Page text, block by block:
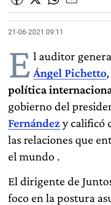
21-06-2021 09:11
E l auditor
Ángel Pichetto
política
gobierno del
Fernándezy calificó
las relaciones que
el mundo .
El dirigente de
foco en la postura